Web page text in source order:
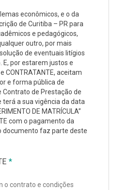
econômicos, e o da
de Curitiba – PR para
e pedagógicos,
outro, por mais
de eventuais litígios
por estarem justos e
CONTRATANTE, aceitam
e forma pública de
de Prestação de
terá a sua vigência da data
DE MATRÍCULA”
com o pagamento da
documento faz parte deste
*
o contrato e condições